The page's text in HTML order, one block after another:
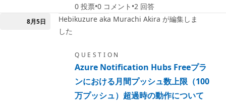
0 投票 0 コメント 2 回答
8月5日
Hebikuzure aka Murachi Akira が編集しま
した
QUESTION
Azure Notification Hubs Freeプラ
ンにおける月間プッシュ数上限（100
万プッシュ）超過時の動作について